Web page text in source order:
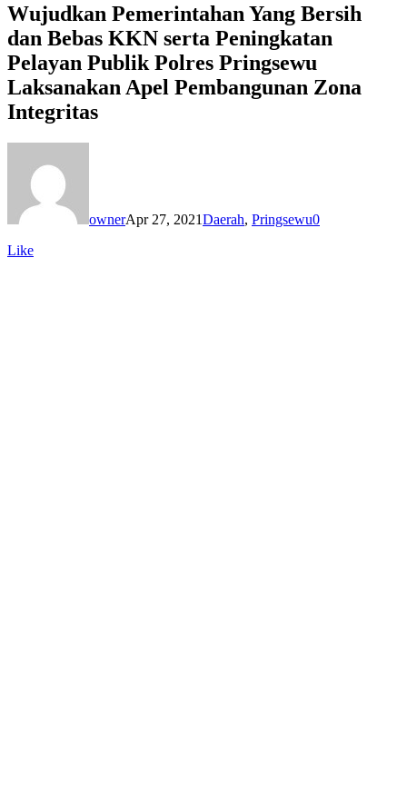
Wujudkan Pemerintahan Yang Bersih
dan Bebas KKN serta Peningkatan
Pelayan Publik Polres Pringsewu
Laksanakan Apel Pembangunan Zona
Integritas
ownerApr 27, 2021Daerah, Pringsewu0
Like